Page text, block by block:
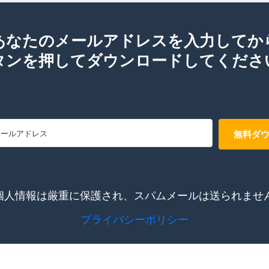
なたのメールアドレスを入力してか
ンを押してダウンロードしてくださ
無料ダ
人情報は厳重に保護され、スパムメールは送られませ
プライバシーポリシー